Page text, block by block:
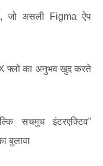
जो असली Figma ऐप
फ्लो का अनुभव खुद करते
सचमुच इंटरएक्टिव”
बुलावा